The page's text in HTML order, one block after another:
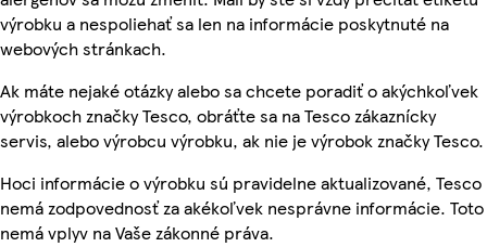
výrobku a nespoliehať sa len na informácie poskytnuté na
webových stránkach.
Ak máte nejaké otázky alebo sa chcete poradiť o akýchkoľvek
výrobkoch značky Tesco, obráťte sa na Tesco zákaznícky
servis, alebo výrobcu výrobku, ak nie je výrobok značky Tesco.
Hoci informácie o výrobku sú pravidelne aktualizované, Tesco
nemá zodpovednosť za akékoľvek nesprávne informácie. Toto
nemá vplyv na Vaše zákonné práva.